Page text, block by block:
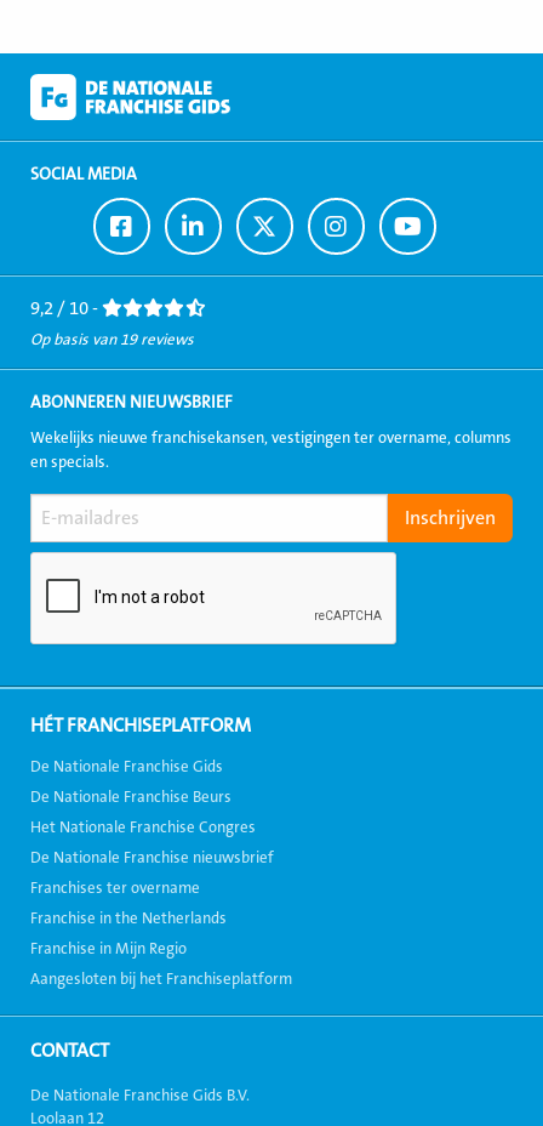
SOCIAL MEDIA
Ga
naar
Facebook
Ga
naar
LinkedIn
Ga
naar
Twitter
Ga
naar
Instagram
Ga
naar
Youtube
9,2 / 10 -
Op basis van 19 reviews
ABONNEREN NIEUWSBRIEF
Wekelijks nieuwe franchisekansen, vestigingen ter overname, columns
en specials.
HÉT FRANCHISEPLATFORM
De Nationale Franchise Gids
De Nationale Franchise Beurs
Het Nationale Franchise Congres
De Nationale Franchise nieuwsbrief
Franchises ter overname
Franchise in the Netherlands
Franchise in Mijn Regio
Aangesloten bij het Franchiseplatform
CONTACT
De Nationale Franchise Gids B.V.
Loolaan 12